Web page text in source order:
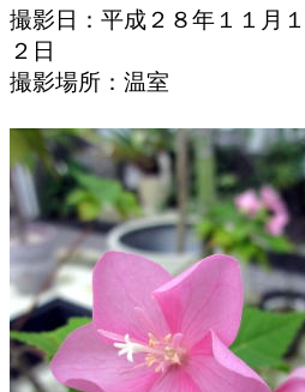
撮影日：平成２８年１１月１
２日
撮影場所：温室